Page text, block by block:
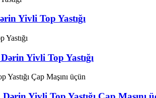
Yivli Top Yastığı
Yivli Top Yastığı